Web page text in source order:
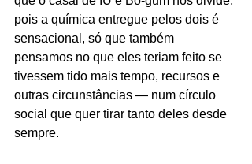
pois a química entregue pelos dois é
sensacional, só que também
pensamos no que eles teriam feito se
tivessem tido mais tempo, recursos e
outras circunstâncias — num círculo
social que quer tirar tanto deles desde
sempre.